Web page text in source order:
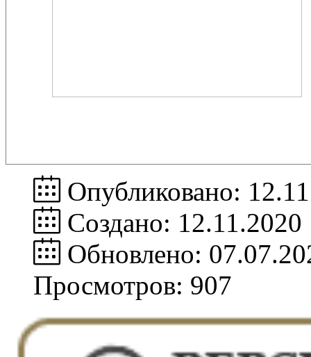
Опубликовано:
Создано: 12.11.2020
Обновлено:
Просмотров: 907